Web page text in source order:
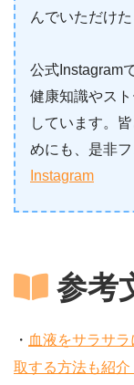
んでいただけた
公式Instagram
健康知識やス
しています。
めにも、是非
Instagram
参考
・ 血液をサラサ
取する方法も紹